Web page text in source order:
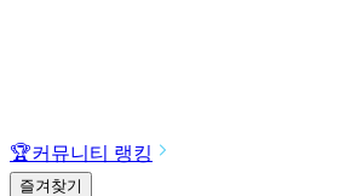
🏆커뮤니티 랭킹
즐겨찾기